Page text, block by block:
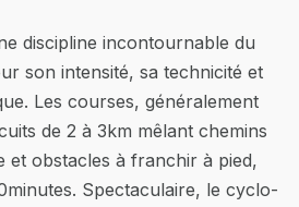
discipline incontournable du
son intensité, sa technicité et
Les courses, généralement
de 2 à 3km mêlant chemins
et obstacles à franchir à pied,
Spectaculaire, le cyclo-